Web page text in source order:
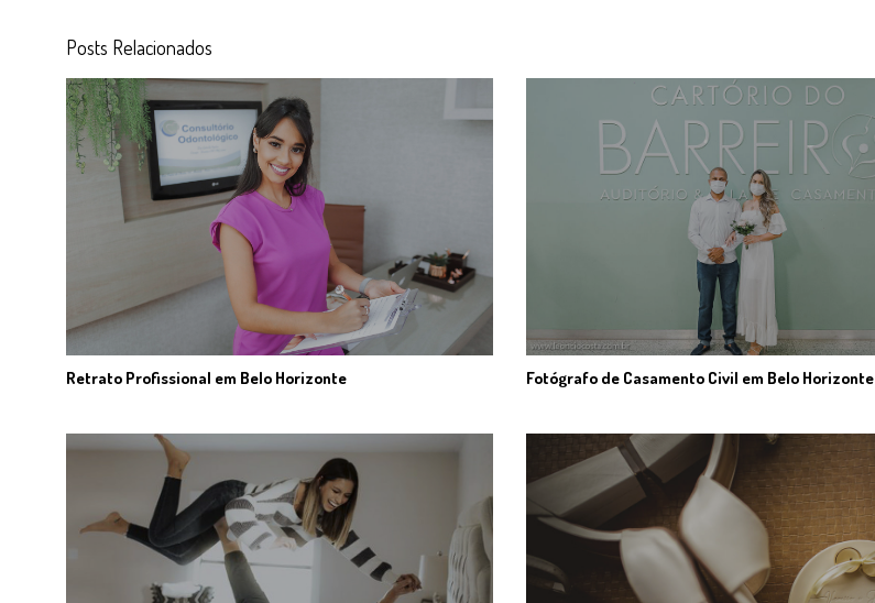
Posts Relacionados
Retrato Profissional em Belo Horizonte Fotógrafo de Casamento Civil em Belo Horizonte